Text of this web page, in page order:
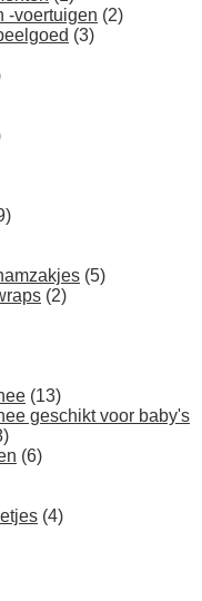
-voertuigen (2)
(3)
(5)
(2)
(13)
geschikt voor baby's
(6)
(4)